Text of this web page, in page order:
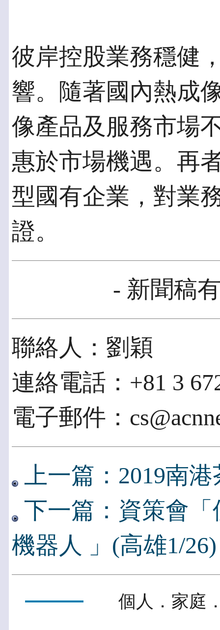
彼岸控股業務穩健
響。隨著國內熱成
像產品及服務市場
惠於市場機遇。再
型國有企業，對業
證。
- 新聞稿
聯絡人：劉穎
連絡電話：+81 3
電子郵件：
上一篇：2019南
下一篇：資策會
機器人 」(高雄1/26)
個人．家庭